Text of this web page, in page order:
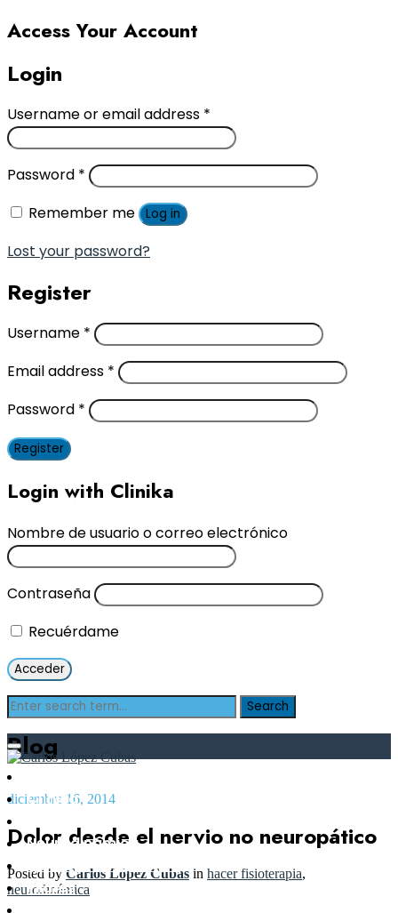
Access Your Account
Login
Username or email address *
Password *
Remember me
Log in
Lost your password?
Register
Username *
Email address *
Password *
Register
Login with Clinika
Nombre de usuario o correo electrónico
Contraseña
Recuérdame
Clínica
Neurodinámica
Ejercicio Terapéutico
Pilates
Blog
diciembre 16, 2014
Dolor desde el nervio no neuropático
Posted by Carlos López Cubas in hacer fisioterapia,
neurodinámica